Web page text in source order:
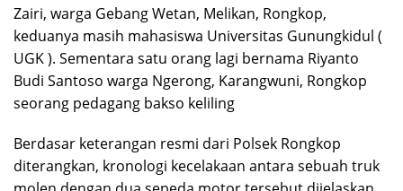
Zairi, warga Gebang Wetan, Melikan, Rongkop,
keduanya masih mahasiswa Universitas Gunungkidul (
UGK ). Sementara satu orang lagi bernama Riyanto
Budi Santoso warga Ngerong, Karangwuni, Rongkop
seorang pedagang bakso keliling
Berdasar keterangan resmi dari Polsek Rongkop
diterangkan, kronologi kecelakaan antara sebuah truk